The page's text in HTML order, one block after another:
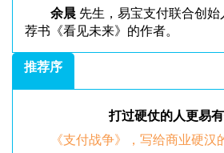
余晨 先生，易宝支付联合创
荐书《看见未来》的作者。
推荐序
打过硬仗的人更易
《支付战争》，写给商业硬汉